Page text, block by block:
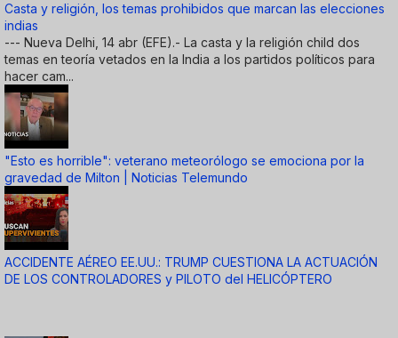
Casta y religión, los temas prohibidos que marcan las elecciones
indias
--- Nueva Delhi, 14 abr (EFE).- La casta y la religión child dos
temas en teoría vetados en la India a los partidos políticos para
hacer cam...
"Esto es horrible": veterano meteorólogo se emociona por la
gravedad de Milton | Noticias Telemundo
ACCIDENTE AÉREO EE.UU.: TRUMP CUESTIONA LA ACTUACIÓN
DE LOS CONTROLADORES y PILOTO del HELICÓPTERO